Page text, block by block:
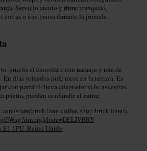
Servicio atento y ritmo tranquilo,
cortas o una pausa durante la jornada.
prueba el chocolate con naranja y una de
En días soleados pide mesa en la terraza. Es
con portátil, lleva adaptador si lo necesitas.
puerta, pueden confundir al entrar.
store/brick-lane-coffee-shop-brick-lane/a
6PU, Reino Unido